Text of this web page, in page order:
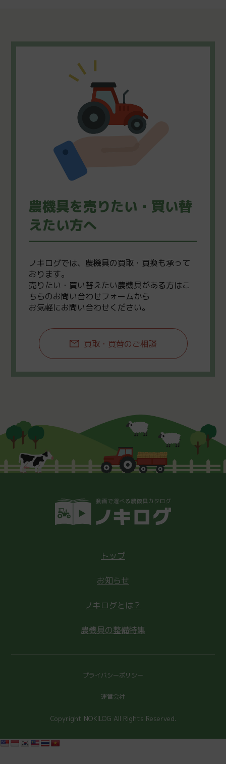
農機具を売りたい・買い替
えたい方へ
ノキログでは、農機具の買取・買換も承って
おります。
売りたい・買い替えたい農機具がある方はこ
ちらのお問い合わせフォームから
お気軽にお問い合わせください。
買取・買替のご相談
トップ
お知らせ
ノキログとは？
農機具の整備特集
プライバシーポリシー
運営会社
Copyright NOKILOG All Rights Reserved.